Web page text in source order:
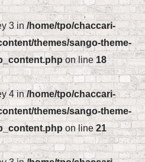
3 in/home/tpo/chaccari-
themes/sango-theme-
on line18
4 in/home/tpo/chaccari-
themes/sango-theme-
on line21